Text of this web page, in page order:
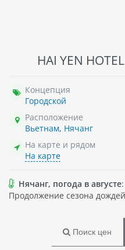
HAI YEN
Концепция
Городской
Расположение
Вьетнам, Нячанг
На карте и рядом
На карте
Нячанг, погода в августе
Продолжение сезона
Поиск цен